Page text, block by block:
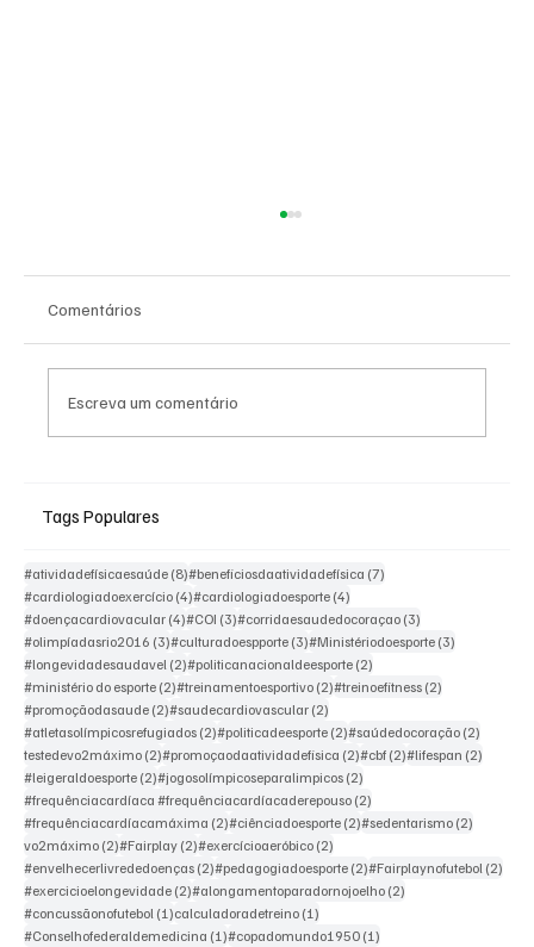
Tags Populares
#atividadefísicaesaúde (8)8 posts
#beneficiosdaatividadefísica (7)
#cardiologiadoexercício (4)4 posts
#cardiologiadoesporte (4)
#doençacardiovacular (4)4 posts
#COI (3)3 posts
#corridaesaudedocoraçao (3)
#olimpíadasrio2016 (3)3 posts
#culturadoespporte (3)3 posts
#Ministériodoesporte (3)
#longevidadesaudavel (2)2 posts
#politicanacionaldeesporte (2)
#ministério do esporte (2)2 posts
#treinamentoesportivo (2)2 posts
#treinoefitness (2)
#promoçãodasaude (2)2 posts
#saudecardiovascular (2)
#atletasolímpicosrefugiados (2)2 posts
#politicadeesporte (2)2 posts
#saúdedocoração (2)
testedevo2máximo (2)2 posts
#promoçaodaatividadefisica (2)2 posts
#cbf (2)2 posts
#lifespan (2)
#leigeraldoesporte (2)2 posts
#jogosolímpicoseparalimpicos (2)
#frequênciacardíaca #frequênciacardíacaderepouso (2)
#frequênciacardíacamáxima (2)2 posts
#ciênciadoesporte (2)2 posts
#sedentarismo (2)
vo2máximo (2)2 posts
#Fairplay (2)2 posts
#exercícioaeróbico (2)
#envelhecerlivrededoenças (2)2 posts
#pedagogiadoesporte (2)2 posts
#Fairplaynofutebol (2)
#exercicioelongevidade (2)2 posts
#alongamentoparadornojoelho (2)
#concussãonofutebol (1)1 post
calculadoradetreino (1)
#Conselhofederaldemedicina (1)1 post
#copadomundo1950 (1)
vitoriosa
Comentários
Escreva um comentário